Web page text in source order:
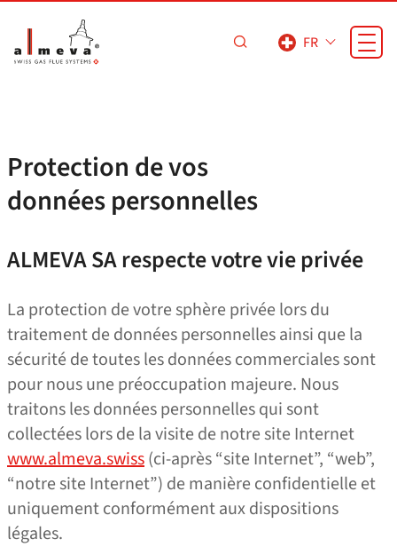
FR
Protection de vos
données personnelles
ALMEVA SA respecte votre vie privée
La protection de votre sphère privée lors du
traitement de données personnelles ainsi que la
sécurité de toutes les données commerciales sont
pour nous une préoccupation majeure. Nous
traitons les données personnelles qui sont
collectées lors de la visite de notre site Internet
www.almeva.swiss(ci-après “site Internet”, “web”,
“notre site Internet”) de manière confidentielle et
uniquement conformément aux dispositions
légales.